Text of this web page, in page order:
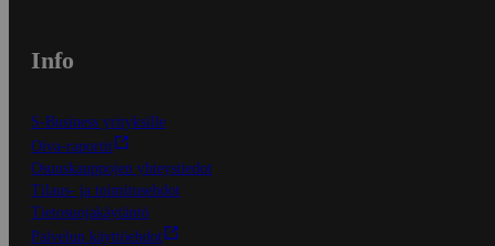
Info
S-Business yrityksille
Oiva-raportit
Osuuskauppojen yhteystiedot
Tilaus- ja toimitusehdot
Tietosuojakäytäntö
Palvelun käyttöehdot